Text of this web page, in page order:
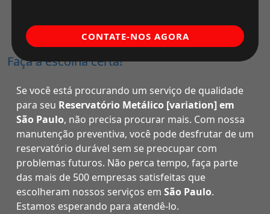
Faça a escolha certa!
Se você está procurando um serviço de qualidade
para seu Reservatório Metálico [variation] em
São Paulo, não precisa procurar mais. Com nossa
manutenção preventiva, você pode desfrutar de um
reservatório durável sem se preocupar com
problemas futuros. Não perca tempo, faça parte
das mais de 500 empresas satisfeitas que
escolheram nossos serviços em São Paulo.
Estamos esperando para atendê-lo.
CONTATE-NOS AGORA